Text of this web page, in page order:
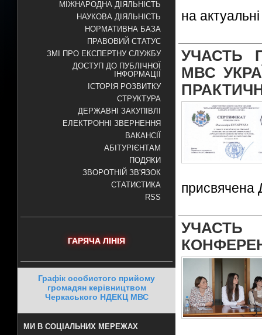
МІЖНАРОДНА ДІЯЛЬНІСТЬ
НАУКОВА ДІЯЛЬНІСТЬ
НОРМАТИВНА БАЗА
ПРАВОВИЙ СТАТУС
ЗМІ ПРО ЕКСПЕРТНУ СЛУЖБУ
ДОСТУП ДО ПУБЛІЧНОЇ
ІНФОРМАЦІЇ
ІСТОРІЯ РОЗВИТКУ
СТРУКТУРА
ДЕРЖАВНІ ЗАКУПІВЛІ
ЕЛЕКТРОННІ ЗВЕРНЕННЯ
ВАКАНСІЇ
АБІТУРІЄНТАМ
ПОДЯКИ
ЗВОРОТНІЙ ЗВ'ЯЗОК
СТАТИСТИКА
RSS
ГАРЯЧА ЛІНІЯ
Графік особистого прийому
громадян керівництвом
Черкаського НДЕКЦ МВС
МИ В СОЦІАЛЬНИХ МЕРЕЖАХ
на
УЧАСТЬ
МВС
присвячена
УЧАСТЬ